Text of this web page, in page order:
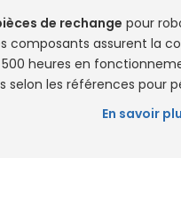
de rechange pour
composants assurent la
heures en
selon les références pour
En savoir